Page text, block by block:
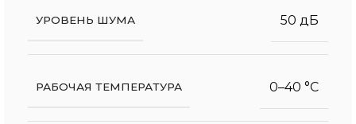
УРОВЕНЬ ШУМА 50 дБ
РАБОЧАЯ ТЕМПЕРАТУРА 0–40 °C